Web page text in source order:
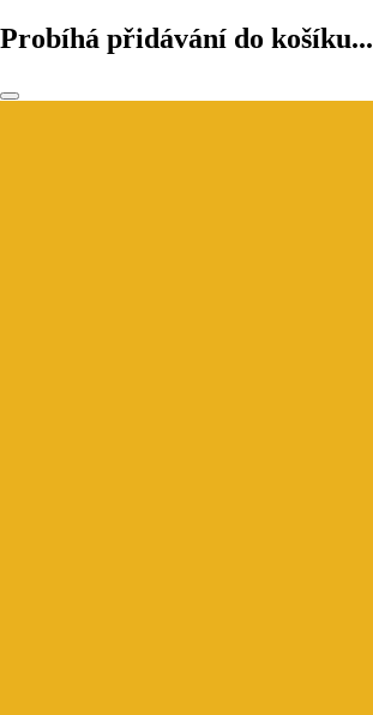
Probíhá přidávání do košíku...